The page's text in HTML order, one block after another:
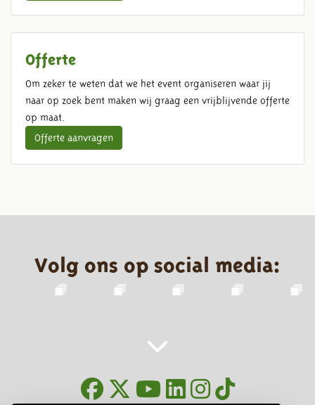
Offerte
Om zeker te weten dat we het event organiseren waar jij
naar op zoek bent maken wij graag een vrijblijvende offerte
op maat.
Offerte aanvragen
Volg ons op social media: